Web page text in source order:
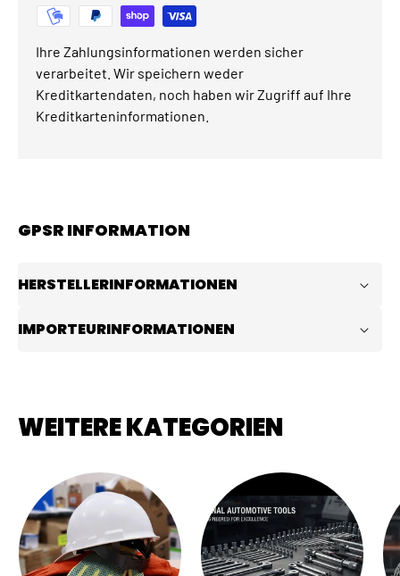
Ihre Zahlungsinformationen werden sicher
verarbeitet. Wir speichern weder
Kreditkartendaten, noch haben wir Zugriff auf Ihre
Kreditkarteninformationen.
GPSR INFORMATION
HERSTELLERINFORMATIONEN
IMPORTEURINFORMATIONEN
WEITERE KATEGORIEN